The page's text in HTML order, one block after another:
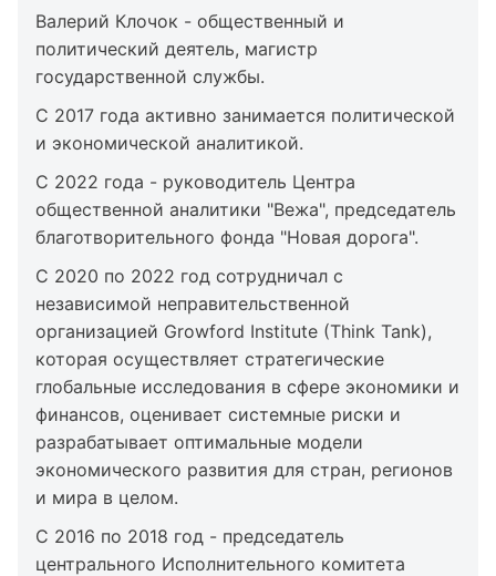
Валерий Клочок - общественный и
политический деятель, магистр
государственной службы.
С 2017 года активно занимается политической
и экономической аналитикой.
С 2022 года - руководитель Центра
общественной аналитики "Вежа", председатель
благотворительного фонда "Новая дорога".
С 2020 по 2022 год сотрудничал с
независимой неправительственной
организацией Growford Institute (Think Tank),
которая осуществляет стратегические
глобальные исследования в сфере экономики и
финансов, оценивает системные риски и
разрабатывает оптимальные модели
экономического развития для стран, регионов
и мира в целом.
С 2016 по 2018 год - председатель
центрального Исполнительного комитета